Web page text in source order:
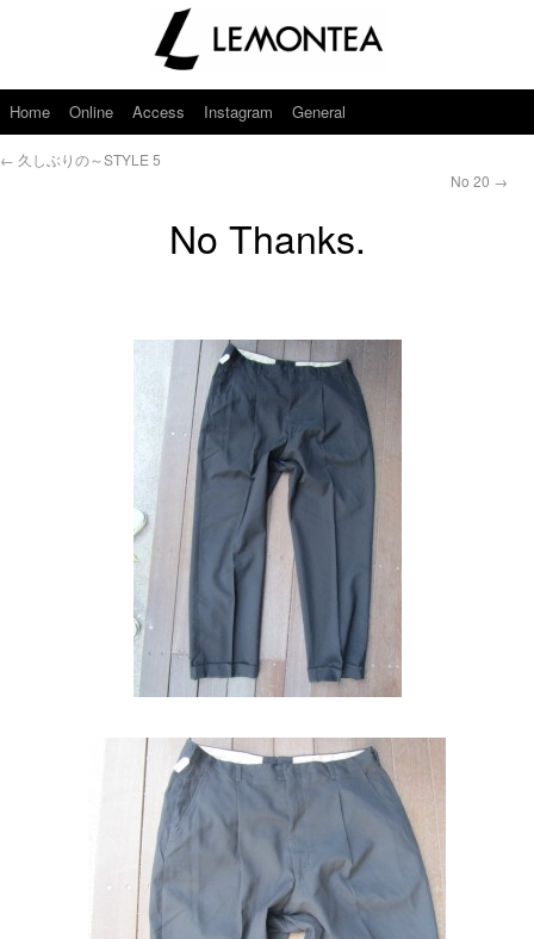
Home Online Access Instagram General
← 久しぶりの～STYLE 5
No 20 →
No Thanks.